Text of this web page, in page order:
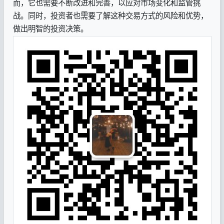
战。同时，投资者也需要了解这种交易方式的风险和优势，
做出明智的投资决策。